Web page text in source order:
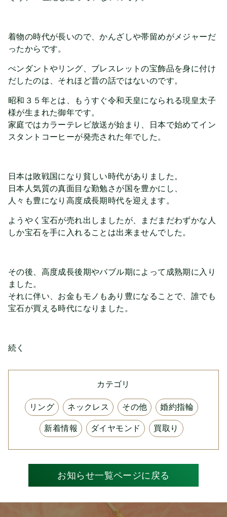
着物の時代が長いので、かんざしや帯留めがメジャーだ
ったからです。
ぺンダントやリング、ブレスレットの宝飾品を身に付け
だしたのは、それほど昔の話ではないのです。
昭和３５年とは、もうすぐ令和天皇になられる現皇太子
様が生まれた御年です。
家庭ではカラーテレビ放送が始まり、日本で始めてイン
スタントコーヒーが発売された年でした。
日本は敗戦国になり貧しい時代がありました。
日本人気質の真面目な勤勉さが国を豊かにし、
人々も豊になり高度成長期時代を迎えます。
ようやく宝石が売れ出しましたが、まだまだわずかな人
しか宝石を手に入れることは出来ませんでした。
その後、高度成長後期やバブル期によって成熟期に入り
ました。
それに伴い、お金もモノもあり豊になることで、誰でも
宝石が買える時代になりました。
続く
カテゴリ
リング ネックレス その他 婚約指輪
新着情報 ダイヤモンド 買取り
お知らせ一覧ページに戻る